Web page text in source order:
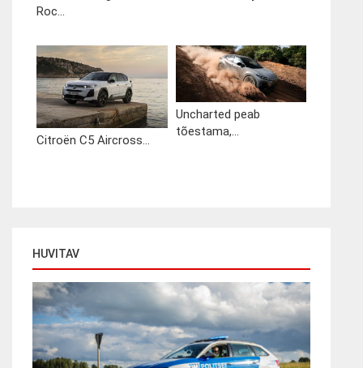
Roc...
Citroën C5 Aircross...
Uncharted peab
tõestama,...
HUVITAV